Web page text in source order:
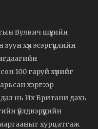
Вулвич шүүхийн
хүн эсэргүүцлийн
100 гаруй хүнийг
хэргээр
нь Их Британи дахь
үйлдвэрүүдийн
хурцатгаж